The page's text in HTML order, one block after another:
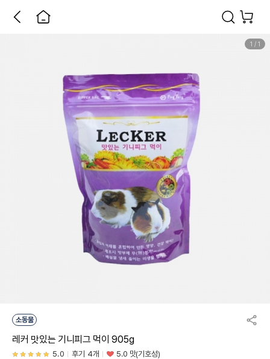
1 / 1
소동물
레커 맛있는 기니피그 먹이 905g
5.0 후기 4개 5.0 맛(기호성)